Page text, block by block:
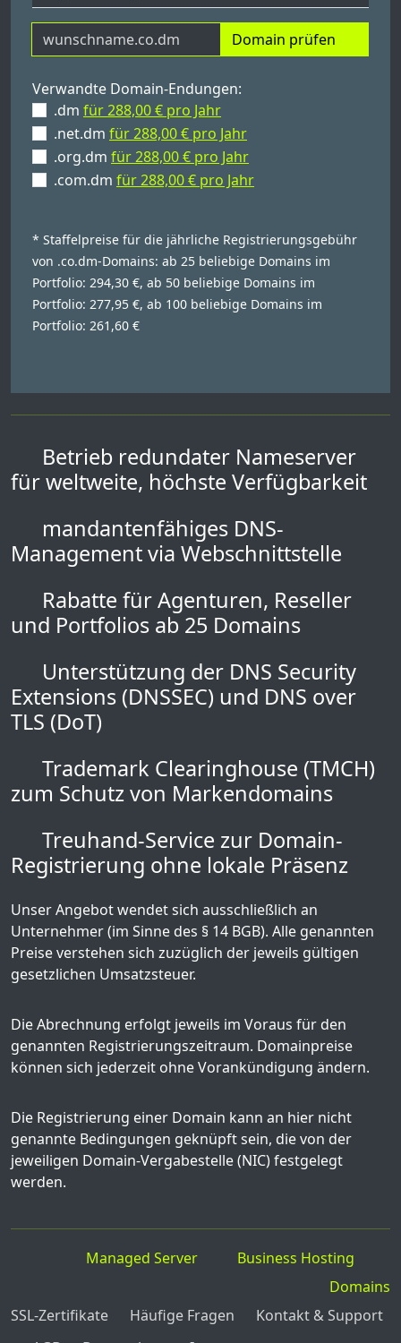
Domain prüfen
Verwandte Domain-Endungen:
.dm für 288,00 € pro Jahr
.net.dm für 288,00 € pro Jahr
.org.dm für 288,00 € pro Jahr
.com.dm für 288,00 € pro Jahr
* Staffelpreise für die jährliche Registrierungsgebühr
von .co.dm-Domains: ab 25 beliebige Domains im
Portfolio: 294,30 €, ab 50 beliebige Domains im
Portfolio: 277,95 €, ab 100 beliebige Domains im
Portfolio: 261,60 €
Betrieb redundater Nameserver
für weltweite, höchste Verfügbarkeit
mandantenfähiges DNS-
Management via Webschnittstelle
Rabatte für Agenturen, Reseller
und Portfolios ab 25 Domains
Unterstützung der DNS Security
Extensions (DNSSEC) und DNS over
TLS (DoT)
Trademark Clearinghouse (TMCH)
zum Schutz von Markendomains
Treuhand-Service zur Domain-
Registrierung ohne lokale Präsenz
Unser Angebot wendet sich ausschließlich an
Unternehmer (im Sinne des § 14 BGB). Alle genannten
Preise verstehen sich zuzüglich der jeweils gültigen
gesetzlichen Umsatzsteuer.
Die Abrechnung erfolgt jeweils im Voraus für den
genannten Registrierungszeitraum. Domainpreise
können sich jederzeit ohne Vorankündigung ändern.
Die Registrierung einer Domain kann an hier nicht
genannte Bedingungen geknüpft sein, die von der
jeweiligen Domain-Vergabestelle (NIC) festgelegt
werden.
Managed Server
Business Hosting
Domains
SSL-Zertifikate
Häufige Fragen
Kontakt & Support